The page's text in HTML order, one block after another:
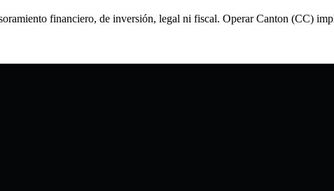
financiero, de inversión, legal ni fiscal. Operar Canton (CC)